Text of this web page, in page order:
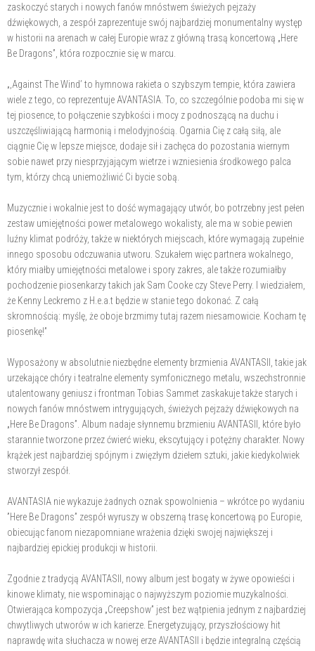
zaskoczyć starych i nowych fanów mnóstwem świeżych pejzaży
dźwiękowych, a zespół zaprezentuje swój najbardziej monumentalny występ
w historii na arenach w całej Europie wraz z główną trasą koncertową „Here
Be Dragons”, która rozpocznie się w marcu.
„‚Against The Wind’ to hymnowa rakieta o szybszym tempie, która zawiera
wiele z tego, co reprezentuje AVANTASIA. To, co szczególnie podoba mi się w
tej piosence, to połączenie szybkości i mocy z podnoszącą na duchu i
uszczęśliwiającą harmonią i melodyjnością. Ogarnia Cię z całą siłą, ale
ciągnie Cię w lepsze miejsce, dodaje sił i zachęca do pozostania wiernym
sobie nawet przy niesprzyjającym wietrze i wzniesienia środkowego palca
tym, którzy chcą uniemożliwić Ci bycie sobą.
Muzycznie i wokalnie jest to dość wymagający utwór, bo potrzebny jest pełen
zestaw umiejętności power metalowego wokalisty, ale ma w sobie pewien
luźny klimat podróży, także w niektórych miejscach, które wymagają zupełnie
innego sposobu odczuwania utworu. Szukałem więc partnera wokalnego,
który miałby umiejętności metalowe i spory zakres, ale także rozumiałby
pochodzenie piosenkarzy takich jak Sam Cooke czy Steve Perry. I wiedziałem,
że Kenny Leckremo z H.e.a.t będzie w stanie tego dokonać. Z całą
skromnością: myślę, że oboje brzmimy tutaj razem niesamowicie. Kocham tę
piosenkę!”
Wyposażony w absolutnie niezbędne elementy brzmienia AVANTASII, takie jak
urzekające chóry i teatralne elementy symfonicznego metalu, wszechstronnie
utalentowany geniusz i frontman Tobias Sammet zaskakuje także starych i
nowych fanów mnóstwem intrygujących, świeżych pejzaży dźwiękowych na
„Here Be Dragons”. Album nadaje słynnemu brzmieniu AVANTASII, które było
starannie tworzone przez ćwierć wieku, ekscytujący i potężny charakter. Nowy
krążek jest najbardziej spójnym i zwięzłym dziełem sztuki, jakie kiedykolwiek
stworzył zespół.
AVANTASIA nie wykazuje żadnych oznak spowolnienia – wkrótce po wydaniu
”Here Be Dragons” zespół wyruszy w obszerną trasę koncertową po Europie,
obiecując fanom niezapomniane wrażenia dzięki swojej największej i
najbardziej epickiej produkcji w historii.
Zgodnie z tradycją AVANTASII, nowy album jest bogaty w żywe opowieści i
kinowe klimaty, nie wspominając o najwyższym poziomie muzykalności.
Otwierająca kompozycja „Creepshow” jest bez wątpienia jednym z najbardziej
chwytliwych utworów w ich karierze. Energetyzujący, przyszłościowy hit
naprawdę wita słuchacza w nowej erze AVANTASII i będzie integralną częścią